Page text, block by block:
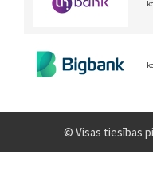
© Visas tiesības